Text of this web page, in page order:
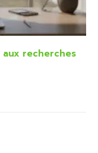
aux recherches